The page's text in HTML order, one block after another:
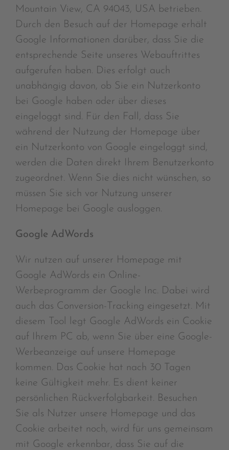
Mountain View, CA 94043, USA betrieben.
Durch den Besuch auf der Homepage erhält
Google Informationen darüber, dass Sie die
entsprechende Seite unseres Webauftrittes
aufgerufen haben. Dies erfolgt auch
unabhängig davon, ob Sie ein Nutzerkonto
bei Google haben oder über dieses
eingeloggt sind. Für den Fall, dass Sie
während der Nutzung der Homepage über
ein Nutzerkonto von Google eingeloggt sind,
werden die Daten direkt Ihrem Benutzerkonto
zugeordnet. Wenn Sie dies nicht wünschen, so
müssen Sie sich vor Nutzung unserer
Homepage bei Google ausloggen.
Google AdWords
Wir nutzen auf unserer Homepage mit
Google AdWords ein Online-
Werbeprogramm der Google Inc. Dabei wird
auch das Conversion-Tracking eingesetzt. Mit
diesem Tool legt Google AdWords ein Cookie
auf Ihrem PC ab, wenn Sie über eine Google-
Werbeanzeige auf unsere Homepage
kommen. Das Cookie hat nach 30 Tagen
keine Gültigkeit mehr. Es dient keiner
persönlichen Rückverfolgbarkeit. Besuchen
Sie als Nutzer unsere Homepage und das
Cookie arbeitet noch, wird für uns gemeinsam
mit Google erkennbar, dass Sie auf die